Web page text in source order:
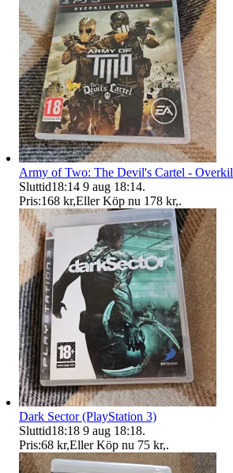
Army of Two: The Devil's Cartel -
Sluttid18:14 9 aug 18:14.
Pris:168 kr,Eller Köp nu 178 kr,.
Dark Sector (PlayStation 3)
Sluttid18:18 9 aug 18:18.
Pris:68 kr,Eller Köp nu 75 kr,.